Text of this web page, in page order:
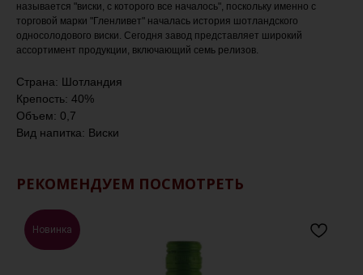
называется "виски, с которого все началось", поскольку именно с
торговой марки "Гленливет" началась история шотландского
односолодового виски. Сегодня завод представляет широкий
ассортимент продукции, включающий семь релизов.
Страна: Шотландия
Крепость: 40%
Объем: 0,7
Вид напитка: Виски
РЕКОМЕНДУЕМ ПОСМОТРЕТЬ
Новинка